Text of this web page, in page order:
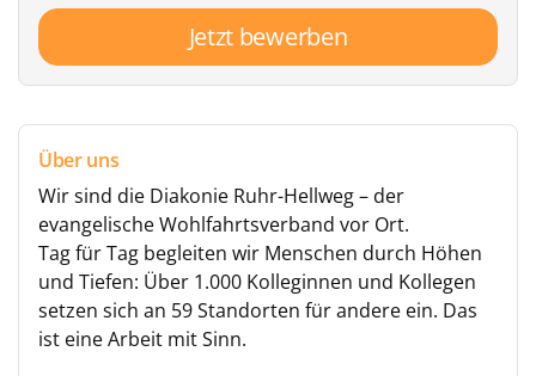
Jetzt bewerben
Über uns
Wir sind die Diakonie Ruhr-Hellweg – der
evangelische Wohlfahrtsverband vor Ort.
Tag für Tag begleiten wir Menschen durch Höhen
und Tiefen: Über 1.000 Kolleginnen und Kollegen
setzen sich an 59 Standorten für andere ein. Das
ist eine Arbeit mit Sinn.